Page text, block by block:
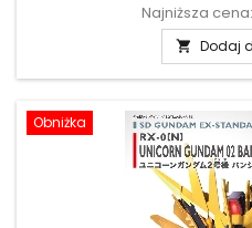
Najniższa cena:
 Dodaj
Obniżka